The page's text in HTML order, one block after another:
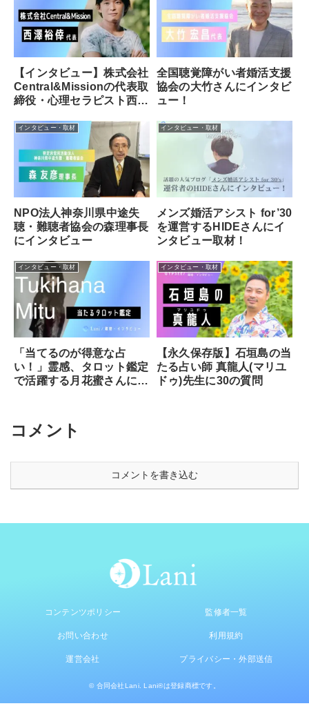
【インタビュー】株式会社
Central&Missionの代表取
締役・心理セラピスト西澤
全国聴覚障がい者婚活支援
協会の大竹さんにインタビ
ュー！
インタビュー・取材
NPO法人神奈川県中途失
聴・難聴者協会の森理事長
にインタビュー
インタビュー・取材
メンズ婚活アシスト for’30
を運営するHIDEさんにイ
ンタビュー取材！
インタビュー・取材
「当てるのが得意な占
い！」霊感、タロット鑑定
で活躍する月花蜜さんに直
インタビュー・取材
【永久保存版】石垣島の当
たる占い師 真龍人(マリユ
ドゥ)先生に30の質問
コメント
コメントを書き込む
コンテンツポリシー 監修者一覧
お問い合わせ 利用規約
運営会社 プライバシー・外部送信
© 合同会社Lani. Lani®は登録商標です。